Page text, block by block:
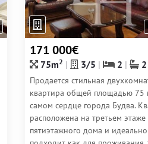
171 000€
75m2 3/5 2 2
Продается стильная
квартира общей площадью 75
самом сердце города Будва.
расположена на третьем этаже
пятиэтажного дома и идеально